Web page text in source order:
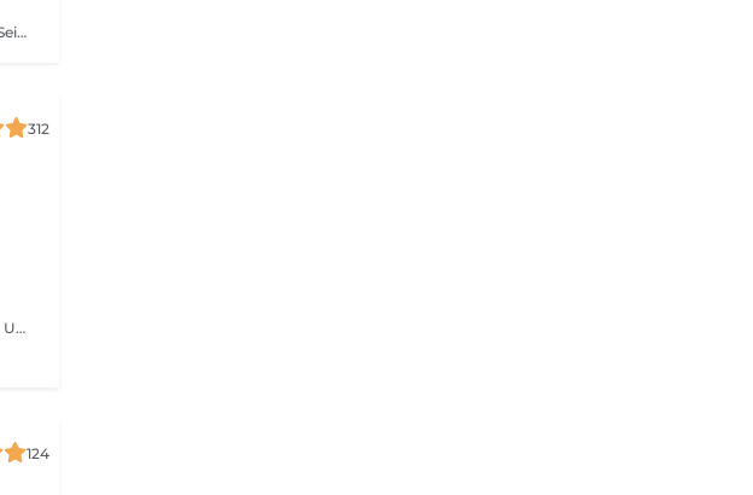
Ein Haarschnitt komplett mit der Maschine oder auch nur die Seiten mit der Maschine geschnitten. Bitte AGB`s beachten!
312
Hier steht eine intensive Beratung im Vordergrund. Sollten z.B. Unsicherheiten sein welches Paket gebucht werden soll bzw. was überhaupt gemacht werden soll. Kann man sich hier in Ruhe beraten lassen.
124